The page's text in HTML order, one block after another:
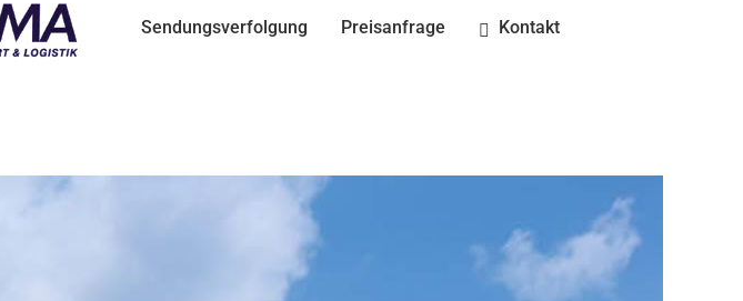
Sendungsverfolgung Preisanfrage Kontakt